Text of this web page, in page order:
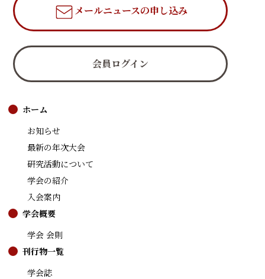
メールニュースの申し込み
会員ログイン
ホーム
お知らせ
最新の年次大会
研究活動について
学会の紹介
入会案内
学会概要
学会 会則
刊行物一覧
学会誌